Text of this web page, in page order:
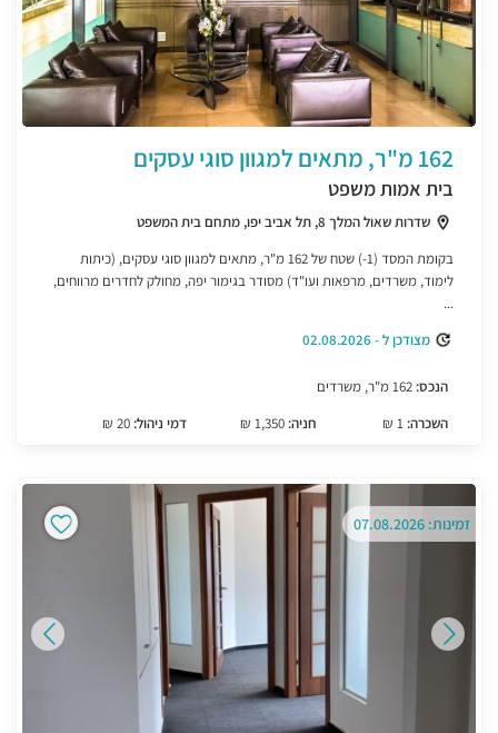
162 מ"ר, מתאים למגוון סוגי עסקים
בית אמות משפט
שדרות שאול המלך 8, תל אביב יפו, מתחם בית המשפט
בקומת המסד (1-) שטח של 162 מ"ר, מתאים למגוון סוגי עסקים, (כיתות
לימוד, משרדים, מרפאות ועו"ד) מסודר בגימור יפה, מחולק לחדרים מרווחים,
...
מצודכן ל - 02.08.2026
הנכס:
השכרה:
חניה: דמי ניהול: 20 ₪
זמינות: 07.08.2026